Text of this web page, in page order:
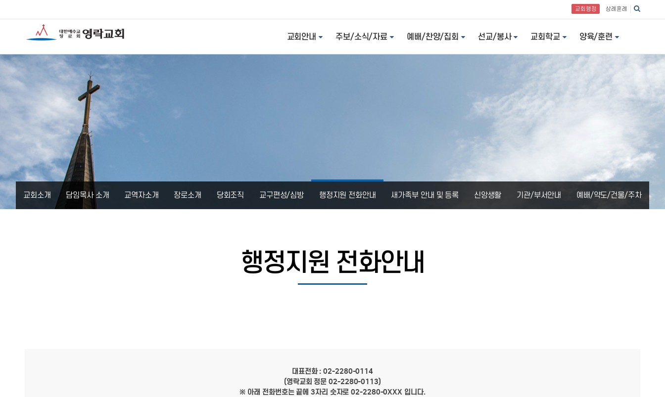
교회행정 상례혼례
교회안내 주보/소식/자료 예배/찬양/집회 선교/봉사 교회학교 양육/훈련
교회소개 담임목사 소개 교역자소개 장로소개 당회조직 교구편성/심방 행정지원 전화안내 새가족부 안내 및 등록 신앙생활 기관/부서안내 예배/약도/건물/주차
행정지원 전화안내
대표전화 : 02-2280-0114
(영락교회 정문 02-2280-0113)
※ 아래 전화번호는 끝에 3자리 숫자로 02-2280-0XXX 입니다.